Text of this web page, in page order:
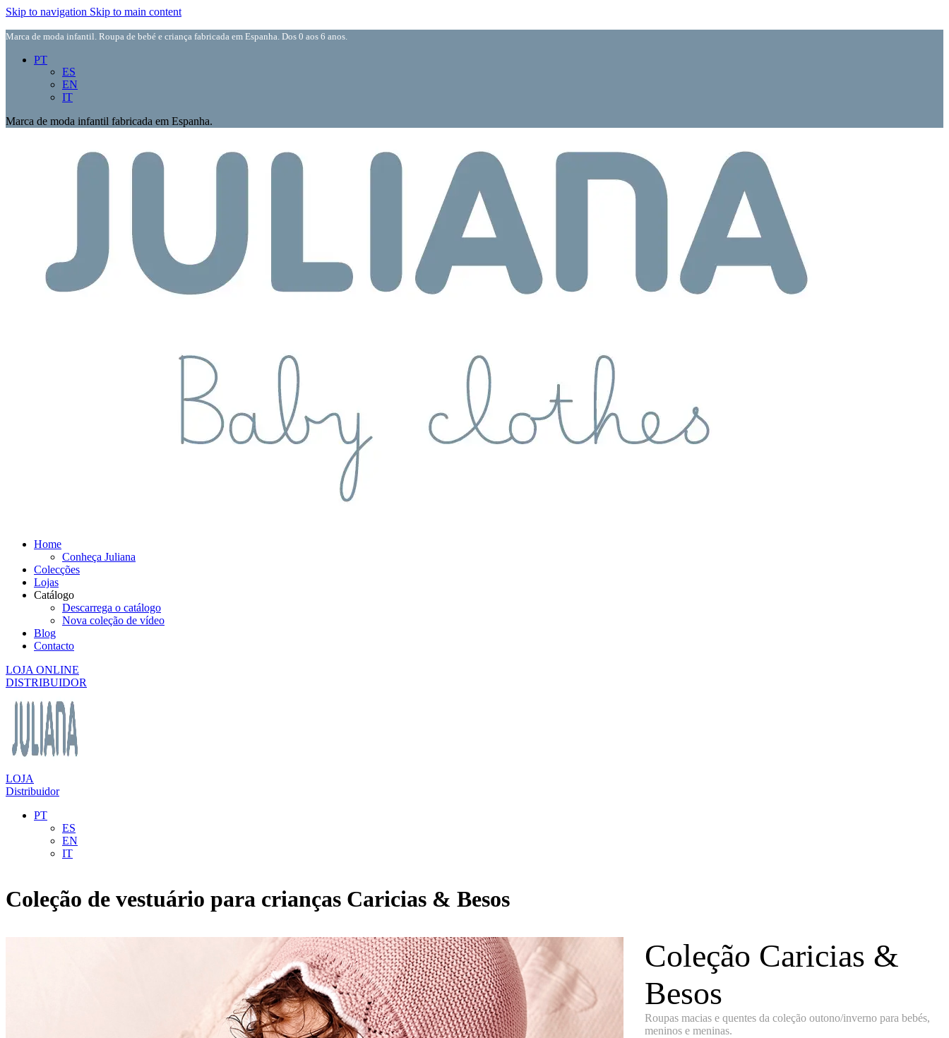
Skip to navigation Skip to main content
Marca de moda infantil. Roupa de bebé e criança fabricada em Espanha. Dos 0 aos 6 anos.
PT
ES
EN
IT
Marca de moda infantil fabricada em Espanha.
Home
Conheça Juliana
Colecções
Lojas
Catálogo
Descarrega o catálogo
Nova coleção de vídeo
Blog
Contacto
LOJA ONLINE
DISTRIBUIDOR
LOJA
Distribuidor
PT
ES
EN
IT
Coleção de vestuário para crianças Caricias & Besos
Coleção Caricias &
Besos
Roupas macias e quentes da coleção outono/inverno para bebés,
meninos e meninas.